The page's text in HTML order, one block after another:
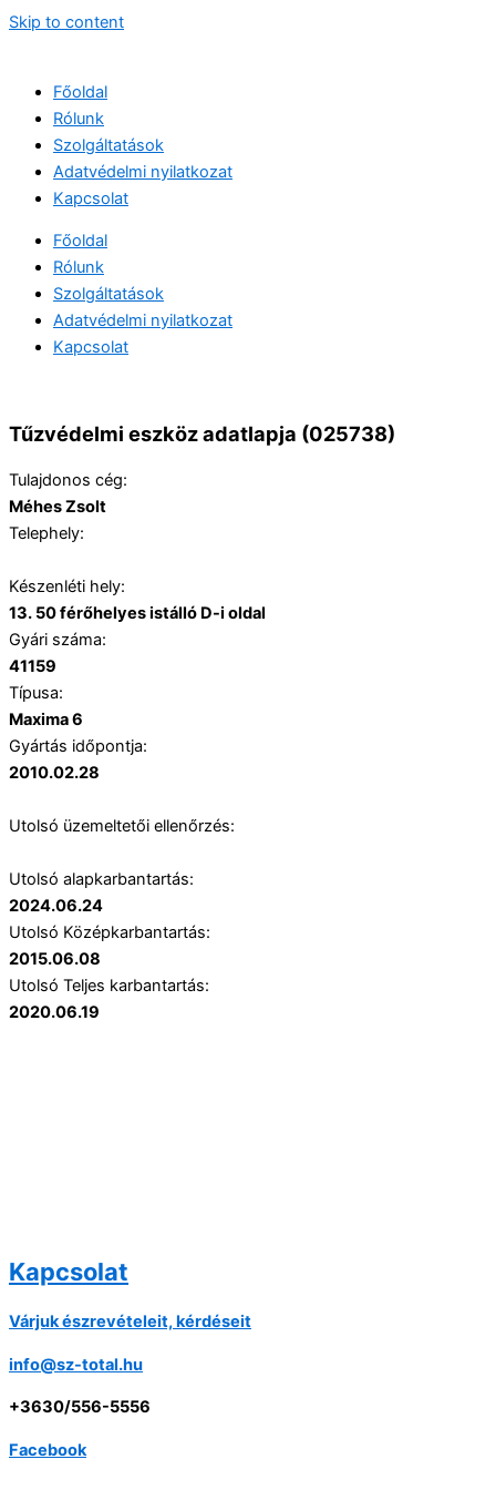
Skip to content
Főoldal
Rólunk
Szolgáltatások
Adatvédelmi nyilatkozat
Kapcsolat
Főoldal
Rólunk
Szolgáltatások
Adatvédelmi nyilatkozat
Kapcsolat
Tűzvédelmi eszköz adatlapja (025738)
Tulajdonos cég:
Méhes Zsolt
Telephely:
Készenléti hely:
13. 50 férőhelyes istálló D-i oldal
Gyári száma:
41159
Típusa:
Maxima 6
Gyártás időpontja:
2010.02.28
Utolsó üzemeltetői ellenőrzés:
Utolsó alapkarbantartás:
2024.06.24
Utolsó Középkarbantartás:
2015.06.08
Utolsó Teljes karbantartás:
2020.06.19
Kapcsolat
Várjuk észrevételeit, kérdéseit
info@sz-total.hu
+3630/556-5556
Facebook